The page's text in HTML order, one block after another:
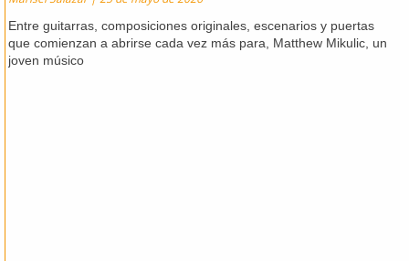
Entre guitarras, composiciones originales, escenarios y puertas
que comienzan a abrirse cada vez más para, Matthew Mikulic, un
joven músico